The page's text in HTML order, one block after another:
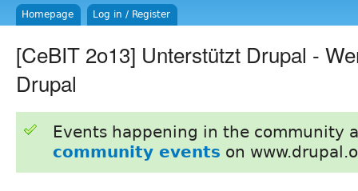
Homepage Log in / Register
[CeBIT 2o13] Unterstützt Drupal -
Drupal
Events happening in the community
community events on